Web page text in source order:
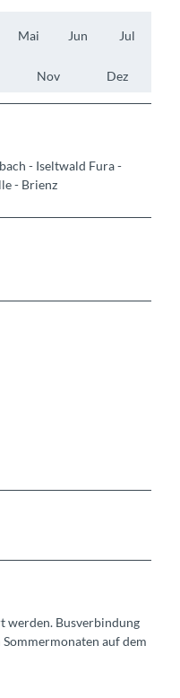
Mai Jun Jul
Nov Dez
- Iseltwald Fura -
- Brienz
werden. Busverbindung
auf dem